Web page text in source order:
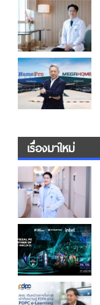
เรื่องมาใหม่